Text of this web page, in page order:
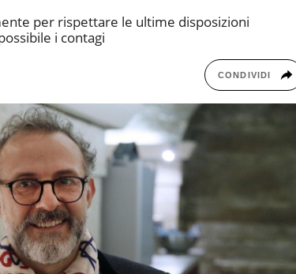
per rispettare le ultime disposizioni
i contagi
CONDIVIDI